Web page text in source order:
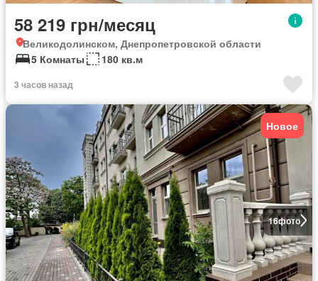
58 219 грн/месяц
Великодолинском, Днепропетровской области
5 Комнаты
180 кв.м
3 часов назад
16фото
Новое